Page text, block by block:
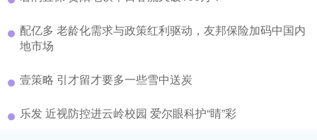
配亿多 老龄化需求与政策红利驱动，友邦保险加码中国内
地市场
壹策略 引才留才要多一些雪中送炭
乐发 近视防控进云岭校园 爱尔眼科护“睛”彩